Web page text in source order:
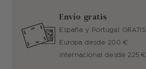
Envío gratis
España y Portugal GRATIS
Europa desde 200 €
Internacional desde 225 €